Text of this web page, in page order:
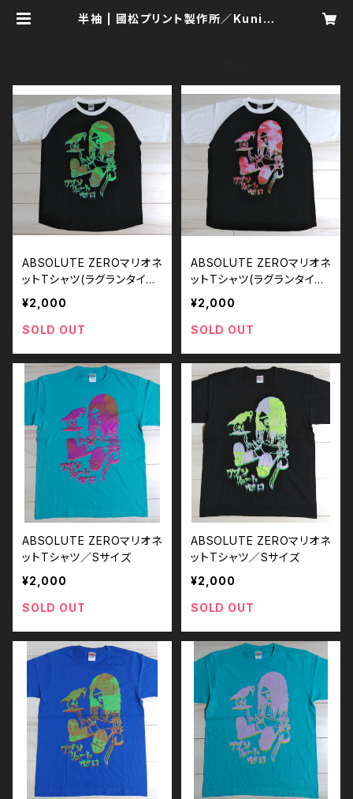
半袖 | 國松プリント製作所／Kunim
ABSOLUTE ZEROマリオネ
ットTシャツ(ラグランタイプ)
／Mサイズ
¥2,000
SOLD OUT
ABSOLUTE ZEROマリオネ
ットTシャツ(ラグランタイプ)
／Lサイズ
¥2,000
SOLD OUT
ABSOLUTE ZEROマリオネ
ットTシャツ／Sサイズ
¥2,000
SOLD OUT
ABSOLUTE ZEROマリオネ
ットTシャツ／Sサイズ
¥2,000
SOLD OUT